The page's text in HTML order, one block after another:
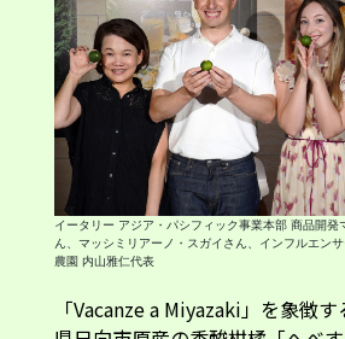
イータリー アジア・パシフィック事業本部 商品開発
ん、マッシミリアーノ・スガイさん、インフルエン
農園 内山雅仁代表
「Vacanze a Miyazaki」を象徴す
果汁が豊富で、すだちやかぼす